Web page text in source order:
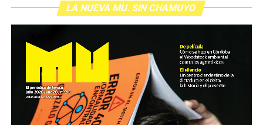
LA NUEVA MU. SIN CHAMUYO